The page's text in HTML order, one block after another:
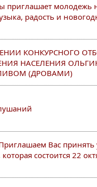
приглашает молодежь
радость и
КОНКУРСНОГО
НАСЕЛЕНИЯ
(ДРОВАМИ)
Вас принять
состоится 22